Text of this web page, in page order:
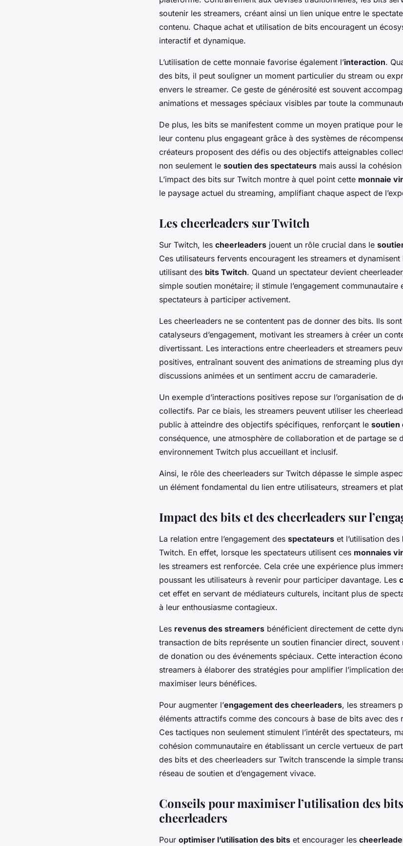
soutenir les streamers, créant ainsi un lien unique entre le
contenu. Chaque achat et utilisation de bits encouragent un
interactif et dynamique.
L’utilisation de cette monnaie favorise également l’interaction.
des bits, il peut souligner un moment particulier du stream ou
envers le streamer. Ce geste de générosité est souvent
animations et messages spéciaux visibles par toute la
De plus, les bits se manifestent comme un moyen pratique pour
leur contenu plus engageant grâce à des systèmes de
créateurs proposent des défis ou des objectifs atteignables
non seulement le soutien des spectateurs mais aussi la
L’impact des bits sur Twitch montre à quel point cette monnaie
le paysage actuel du streaming, amplifiant chaque aspect de
Les cheerleaders sur Twitch
Sur Twitch, les cheerleaders jouent un rôle crucial dans le
Ces utilisateurs fervents encouragent les streamers et
utilisant des bits Twitch. Quand un spectateur devient
simple soutien monétaire; il stimule l’engagement communautaire
spectateurs à participer activement.
Les cheerleaders ne se contentent pas de donner des bits. Ils
catalyseurs d’engagement, motivant les streamers à créer un
divertissant. Les interactions entre cheerleaders et streamers
positives, entraînant souvent des animations de streaming plus
discussions animées et un sentiment accru de camaraderie.
Un exemple d’interactions positives repose sur l’organisation de
collectifs. Par ce biais, les streamers peuvent utiliser les
public à atteindre des objectifs spécifiques, renforçant le soutien
conséquence, une atmosphère de collaboration et de partage se
environnement Twitch plus accueillant et inclusif.
Ainsi, le rôle des cheerleaders sur Twitch dépasse le simple
un élément fondamental du lien entre utilisateurs, streamers et
Impact des bits et des cheerleaders sur
La relation entre l’engagement des spectateurs et l’utilisation des
Twitch. En effet, lorsque les spectateurs utilisent ces monnaies
les streamers est renforcée. Cela crée une expérience plus
poussant les utilisateurs à revenir pour participer davantage. Les
cet effet en servant de médiateurs culturels, incitant plus de
à leur enthousiasme contagieux.
Les revenus des streamers bénéficient directement de cette
transaction de bits représente un soutien financier direct,
de donation ou des événements spéciaux. Cette interaction
streamers à élaborer des stratégies pour amplifier l’implication
maximiser leurs bénéfices.
Pour augmenter l’engagement des cheerleaders, les streamers
éléments attractifs comme des concours à base de bits avec des
Ces tactiques non seulement stimulent l’intérêt des spectateurs,
cohésion communautaire en établissant un cercle vertueux de
des bits et des cheerleaders sur Twitch transcende la simple
réseau de soutien et d’engagement vivace.
Conseils pour maximiser l’utilisation des
cheerleaders
Pour optimiser l’utilisation des bits et encourager les